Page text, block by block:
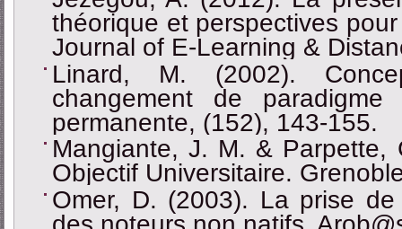
théorique et perspectives
Journal of E-Learning &
Linard, M. (2002).
changement de
permanente, (152), 143-155.
Mangiante, J. M. & Parpette,
Objectif Universitaire.
Omer, D. (2003). La prise